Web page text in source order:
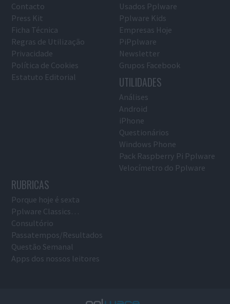
Contacto
Press Kit
Ficha Técnica
Regras de Utilização
Privacidade
Política de Cookies
Estatuto Editorial
Usados Pplware
Pplware Kids
Empresas Hoje
PiPplware
Newsletter
Grupos Facebook
UTILIDADES
Análises
Android
iPhone
Questionários
Windows Phone
Pack Raspberry Pi Pplware
Velocímetro do Pplware
RUBRICAS
Porque hoje é sexta
Pplware Classics…
Consultório
Passatempos/Resultados
Questão Semanal
Apps dos nossos leitores